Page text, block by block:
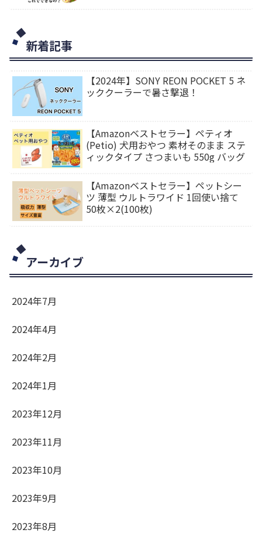
新着記事
【2024年】SONY REON POCKET 5 ネ
ッククーラーで暑さ撃退！
【Amazonベストセラー】ペティオ
(Petio) 犬用おやつ 素材そのまま ステ
ィックタイプ さつまいも 550g バッグ
【Amazonベストセラー】ペットシー
ツ 薄型 ウルトラワイド 1回使い捨て
50枚×2(100枚)
アーカイブ
2024年7月
2024年4月
2024年2月
2024年1月
2023年12月
2023年11月
2023年10月
2023年9月
2023年8月